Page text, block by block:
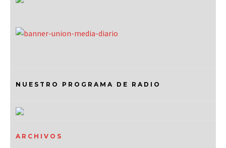
NUESTRO PROGRAMA DE RADIO
ARCHIVOS